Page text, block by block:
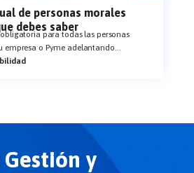
de personas morales
debes saber
para todas las personas
empresa o Pyme adelantando
y